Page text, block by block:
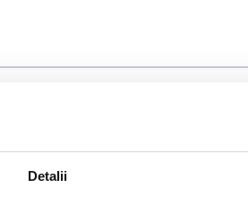
Detalii